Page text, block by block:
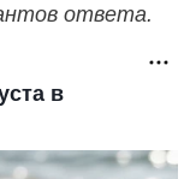
ответа.
в